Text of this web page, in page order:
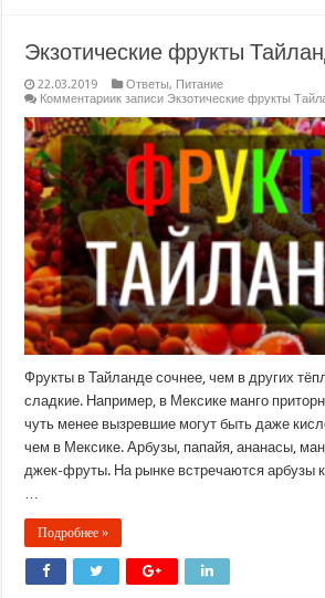
Экзотические фрукты
22.03.2019 Ответы, Питание
Комментариик записи Экзотические фрукты
Фрукты в Тайланде сочнее, чем в других
сладкие. Например, в Мексике манго
чуть менее вызревшие могут быть даже
чем в Мексике. Арбузы, папайя, ананасы,
джек-фруты. На рынке встречаются арбузы
Подробнее »